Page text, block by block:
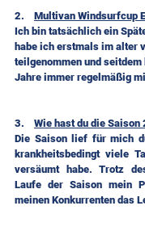
2. Multivan Windsurfcup
Ich bin tatsächlich ein
habe ich erstmals im alter
teilgenommen und
Jahre immer regelmäßig
3. Wie hast du die
Die Saison lief für mich
krankheitsbedingt viele
versäumt habe. Trotz
Laufe der Saison mein
meinen Konkurrenten das